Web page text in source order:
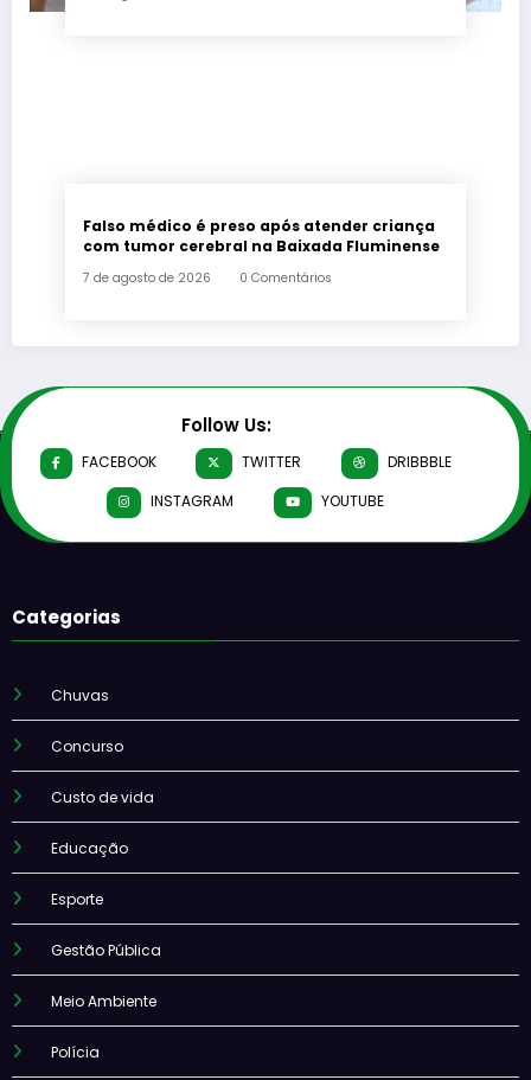
Falso médico é preso após atender criança
com tumor cerebral na Baixada Fluminense
7 de agosto de 2026 0 Comentários
Follow Us:
FACEBOOK TWITTER
DRIBBBLE
INSTAGRAM
YOUTUBE
Categorias
Chuvas
Concurso
Custo de vida
Educação
Esporte
Gestão Pública
Meio Ambiente
Polícia